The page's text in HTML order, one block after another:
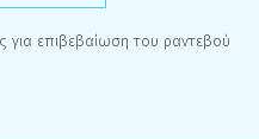
για επιβεβαίωση του ραντεβού